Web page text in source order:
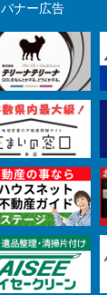
バナー広告